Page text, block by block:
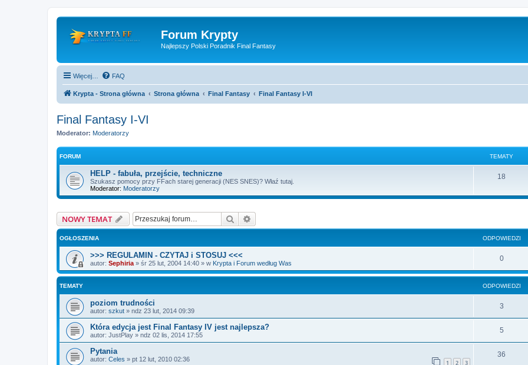
Forum Krypty
Najlepszy Polski Poradnik Final Fantasy
Więcej… FAQ
Krypta - Strona główna Strona główna Final Fantasy Final Fantasy I-VI
Final Fantasy I-VI
Moderator: Moderatorzy
FORUM TEMATY
HELP - fabuła, przejście, techniczne
Szukasz pomocy przy FFach starej generacji (NES SNES)? Właź tutaj.
Moderator: Moderatorzy
18
NOWY TEMAT Szukaj
OGŁOSZENIA ODPOWIEDZI
>>> REGULAMIN - CZYTAJ i STOSUJ <<<
autor: Sephiria » śr 25 lut, 2004 14:40 » w Krypta i Forum według Was
0
TEMATY ODPOWIEDZI
poziom trudności
autor: szkut » ndz 23 lut, 2014 09:39
3
Która edycja jest Final Fantasy IV jest najlepsza?
autor: JustPlay » ndz 02 lis, 2014 17:55
5
Pytania
autor: Celes » pt 12 lut, 2010 02:36 1 2 3
36